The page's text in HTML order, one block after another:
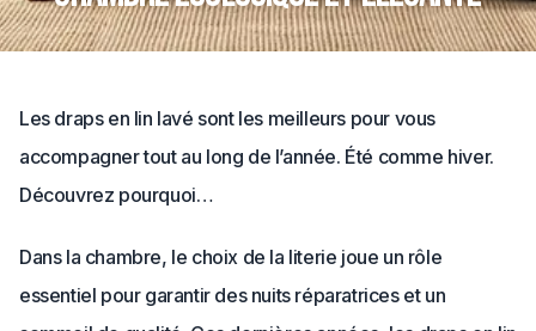
Les draps en lin lavé sont les meilleurs pour vous
accompagner tout au long de l’année. Été comme hiver.
Découvrez pourquoi…
Dans la chambre, le choix de la literie joue un rôle
essentiel pour garantir des nuits réparatrices et un